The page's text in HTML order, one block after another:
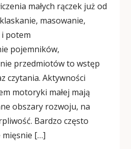
małych rączek już od
masowanie,
potem
pojemników,
przedmiotów to wstęp
czytania. Aktywności
motoryki małej mają
obszary rozwoju, na
Bardzo często
mięsnie […]